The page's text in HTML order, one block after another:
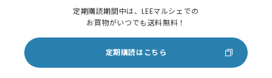
定期購読期間中は、LEEマルシェでの
お買物がいつでも送料無料！
定期購読はこちら